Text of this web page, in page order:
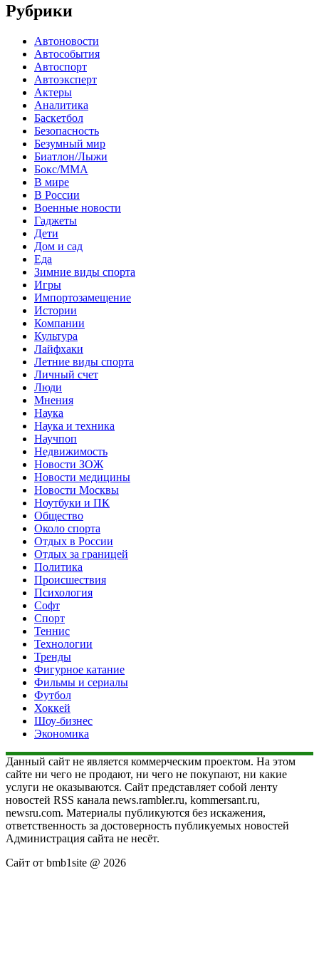
Рубрики
Автоновости
Автособытия
Автоспорт
Автоэксперт
Актеры
Аналитика
Баскетбол
Безопасность
Безумный мир
Биатлон/Лыжи
Бокс/MMA
В мире
В России
Военные новости
Гаджеты
Дети
Дом и сад
Еда
Зимние виды спорта
Игры
Импортозамещение
Истории
Компании
Культура
Лайфхаки
Летние виды спорта
Личный счет
Люди
Мнения
Наука
Наука и техника
Научпоп
Недвижимость
Новости ЗОЖ
Новости медицины
Новости Москвы
Ноутбуки и ПК
Общество
Около спорта
Отдых в России
Отдых за границей
Политика
Происшествия
Психология
Софт
Спорт
Теннис
Технологии
Тренды
Фигурное катание
Фильмы и сериалы
Футбол
Хоккей
Шоу-бизнес
Экономика
Данный сайт не является коммерческим проектом. На этом
сайте ни чего не продают, ни чего не покупают, ни какие
услуги не оказываются. Сайт представляет собой ленту
новостей RSS канала news.rambler.ru, kommersant.ru,
newsru.com. Материалы публикуются без искажения,
ответственность за достоверность публикуемых новостей
Администрация сайта не несёт.
Сайт от bmb1site @ 2026